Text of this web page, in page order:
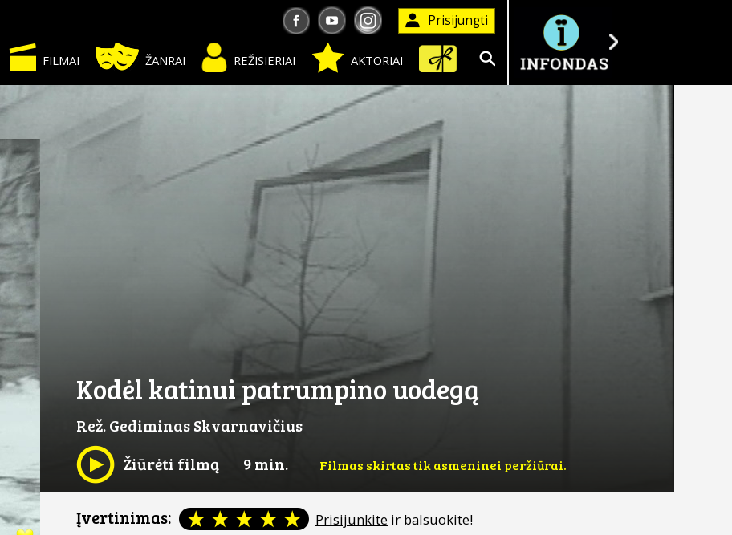
Prisijungti
AKTORIAI
REŽISIERIAI
ŽANRAI
FILMAI
Ieškoti
Kodėl katinui patrumpino uodegą
Rež. Gediminas Skvarnavičius
Žiūrėti filmą
9 min. Filmas skirtas tik asmeninei peržiūrai.
Įvertinimas: Prisijunkite ir balsuokite!